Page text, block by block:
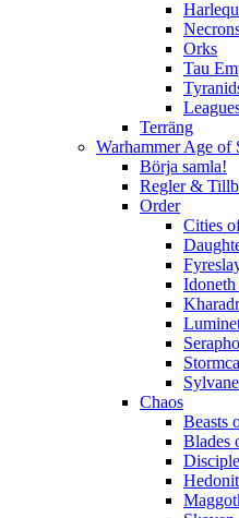
Orks
Tau
Terräng
Warhammer Age of
Börja samla!
Regler &
Order
Cities
Chaos
Beasts
Blades